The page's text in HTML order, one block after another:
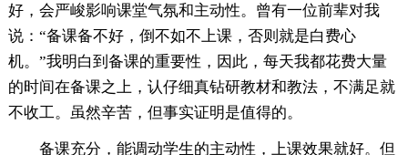
好，会严峻影响课堂气氛和主动性。曾有一位前辈对我
说：“备课备不好，倒不如不上课，否则就是白费心
机。”我明白到备课的重要性，因此，每天我都花费大量
的时间在备课之上，认仔细真钻研教材和教法，不满足就
不收工。虽然辛苦，但事实证明是值得的。
备课充分，能调动学生的主动性，上课效果就好。但